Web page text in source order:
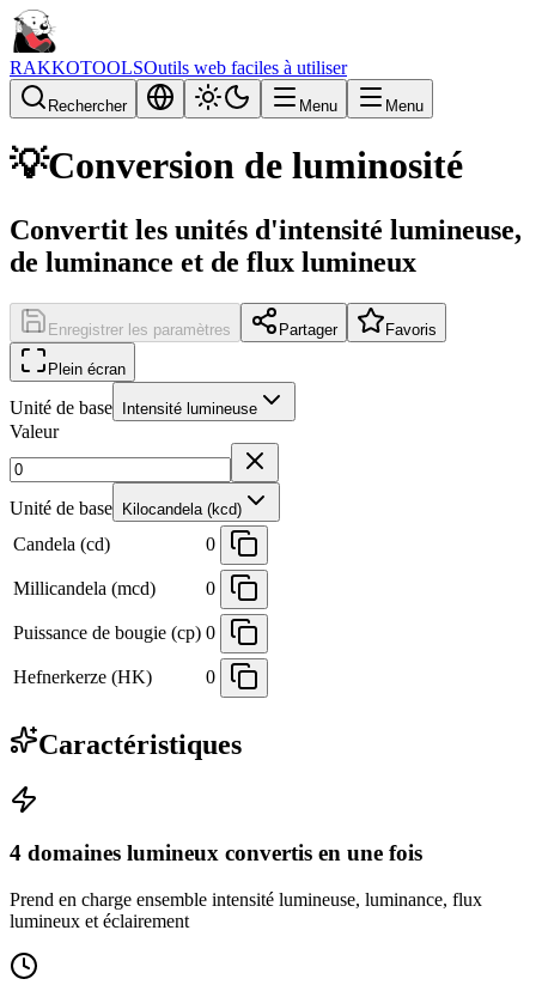
RAKKOTOOLSOutils web faciles à utiliser
Rechercher Menu Menu
💡Conversion de luminosité
Convertit les unités d'intensité lumineuse,
de luminance et de flux lumineux
Enregistrer les paramètres Partager Favoris
Plein écran
Unité de base Intensité lumineuse
Valeur
Unité de base Kilocandela (kcd)
Candela (cd) 0
Millicandela (mcd) 0
Puissance de bougie (cp) 0
Hefnerkerze (HK) 0
Caractéristiques
4 domaines lumineux convertis en une fois
Prend en charge ensemble intensité lumineuse, luminance, flux
lumineux et éclairement